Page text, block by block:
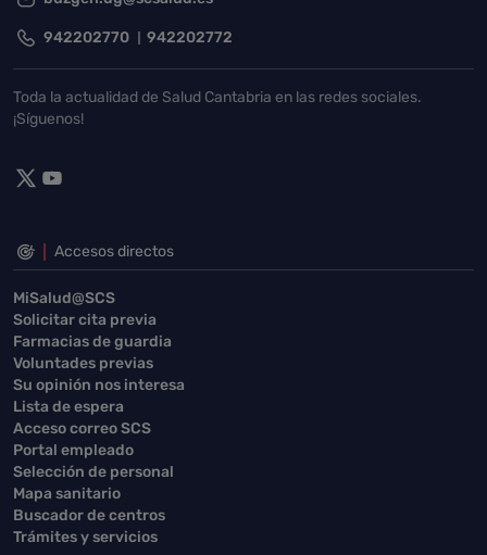
942202770 942202772
Toda la actualidad de Salud Cantabria en las redes sociales.
¡Síguenos!
Accesos directos
MiSalud@SCS
Solicitar cita previa
Farmacias de guardia
Voluntades previas
Su opinión nos interesa
Lista de espera
Acceso correo SCS
Portal empleado
Selección de personal
Mapa sanitario
Buscador de centros
Trámites y servicios